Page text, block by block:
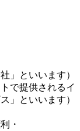
」といいます）
で提供されるイ
」といいます）
・